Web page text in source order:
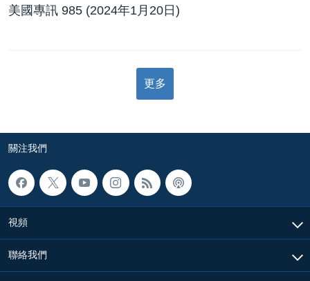
美國專訊 985 (2024年1月20日)
更多
關注我們
視頻
聯絡我們